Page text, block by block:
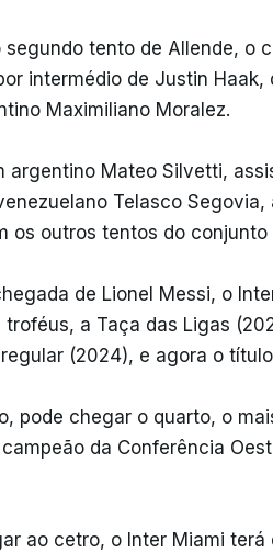
segundo tento de Allende, o
intermédio de Justin
Maximiliano Moralez.
argentino Mateo Silvetti,
Telasco
os outros tentos do conjunto
de Lionel Messi, o
a Taça das Ligas
(2024), e agora o
pode chegar o quarto, o
da Conferência
ao cetro, o Inter Miami